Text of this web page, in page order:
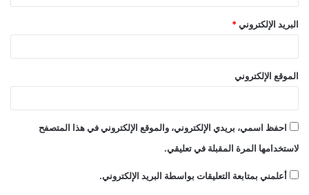
البريد الإلكتروني *
الموقع الإلكتروني
احفظ اسمي، بريدي الإلكتروني، والموقع الإلكتروني في هذا المتصفح
لاستخدامها المرة المقبلة في تعليقي.
أعلمني بمتابعة التعليقات بواسطة البريد الإلكتروني.